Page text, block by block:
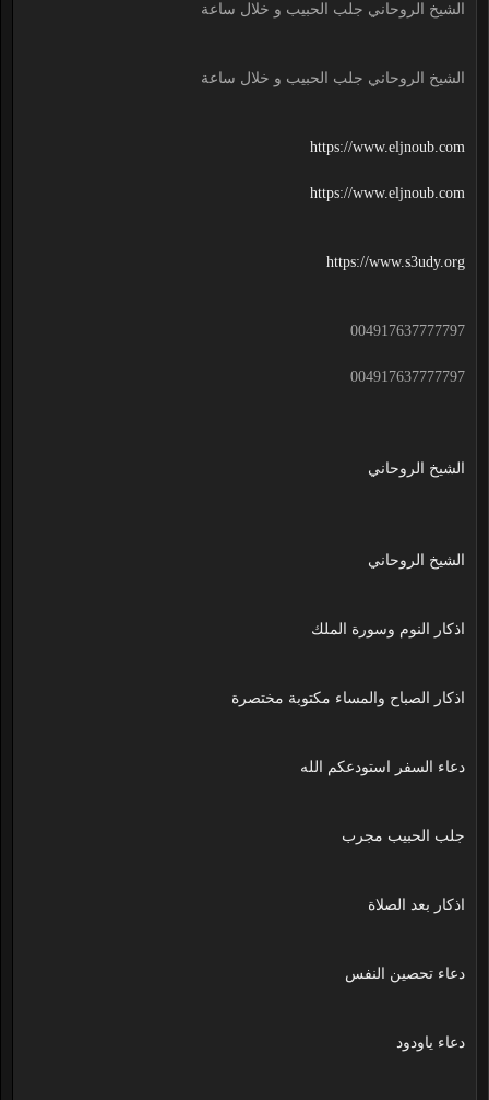
الشيخ الروحاني جلب الحبيب و خلال ساعة
الشيخ الروحاني جلب الحبيب و خلال ساعة
https://www.eljnoub.com
https://www.eljnoub.com
https://www.s3udy.org
004917637777797
004917637777797
الشيخ الروحاني
الشيخ الروحاني
اذكار النوم وسورة الملك
اذكار الصباح والمساء مكتوبة مختصرة
دعاء السفر استودعكم الله
جلب الحبيب مجرب
اذكار بعد الصلاة
دعاء تحصين النفس
دعاء ياودود